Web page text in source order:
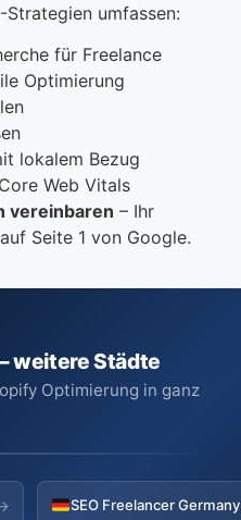
Strategien umfassen:
für Freelance
Optimierung
lokalem Bezug
Web Vitals
vereinbaren – Ihr
Seite 1 von Google.
weitere Städte
Optimierung in ganz